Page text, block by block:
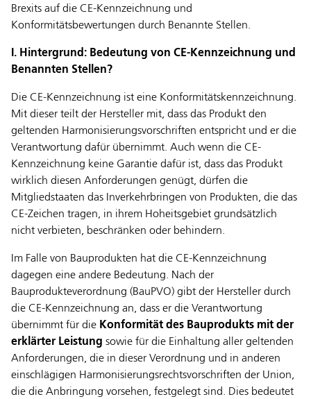
Brexits auf die CE-Kennzeichnung und
Konformitätsbewertungen durch Benannte Stellen.
I. Hintergrund: Bedeutung von CE-Kennzeichnung und
Benannten Stellen?
Die CE-Kennzeichnung ist eine Konformitätskennzeichnung.
Mit dieser teilt der Hersteller mit, dass das Produkt den
geltenden Harmonisierungsvorschriften entspricht und er die
Verantwortung dafür übernimmt. Auch wenn die CE-
Kennzeichnung keine Garantie dafür ist, dass das Produkt
wirklich diesen Anforderungen genügt, dürfen die
Mitgliedstaaten das Inverkehrbringen von Produkten, die das
CE-Zeichen tragen, in ihrem Hoheitsgebiet grundsätzlich
nicht verbieten, beschränken oder behindern.
Im Falle von Bauprodukten hat die CE-Kennzeichnung
dagegen eine andere Bedeutung. Nach der
Bauprodukteverordnung (BauPVO) gibt der Hersteller durch
die CE-Kennzeichnung an, dass er die Verantwortung
übernimmt für die Konformität des Bauprodukts mit der
erklärter Leistung sowie für die Einhaltung aller geltenden
Anforderungen, die in dieser Verordnung und in anderen
einschlägigen Harmonisierungsrechtsvorschriften der Union,
die die Anbringung vorsehen, festgelegt sind. Dies bedeutet